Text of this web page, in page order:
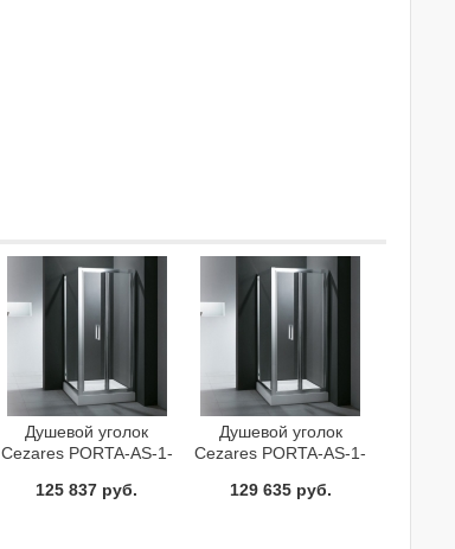
Душевой уголок
Cezares PORTA-AS-1-
125 837 руб.
Душевой уголок
Cezares PORTA-AS-1-
129 635 руб.